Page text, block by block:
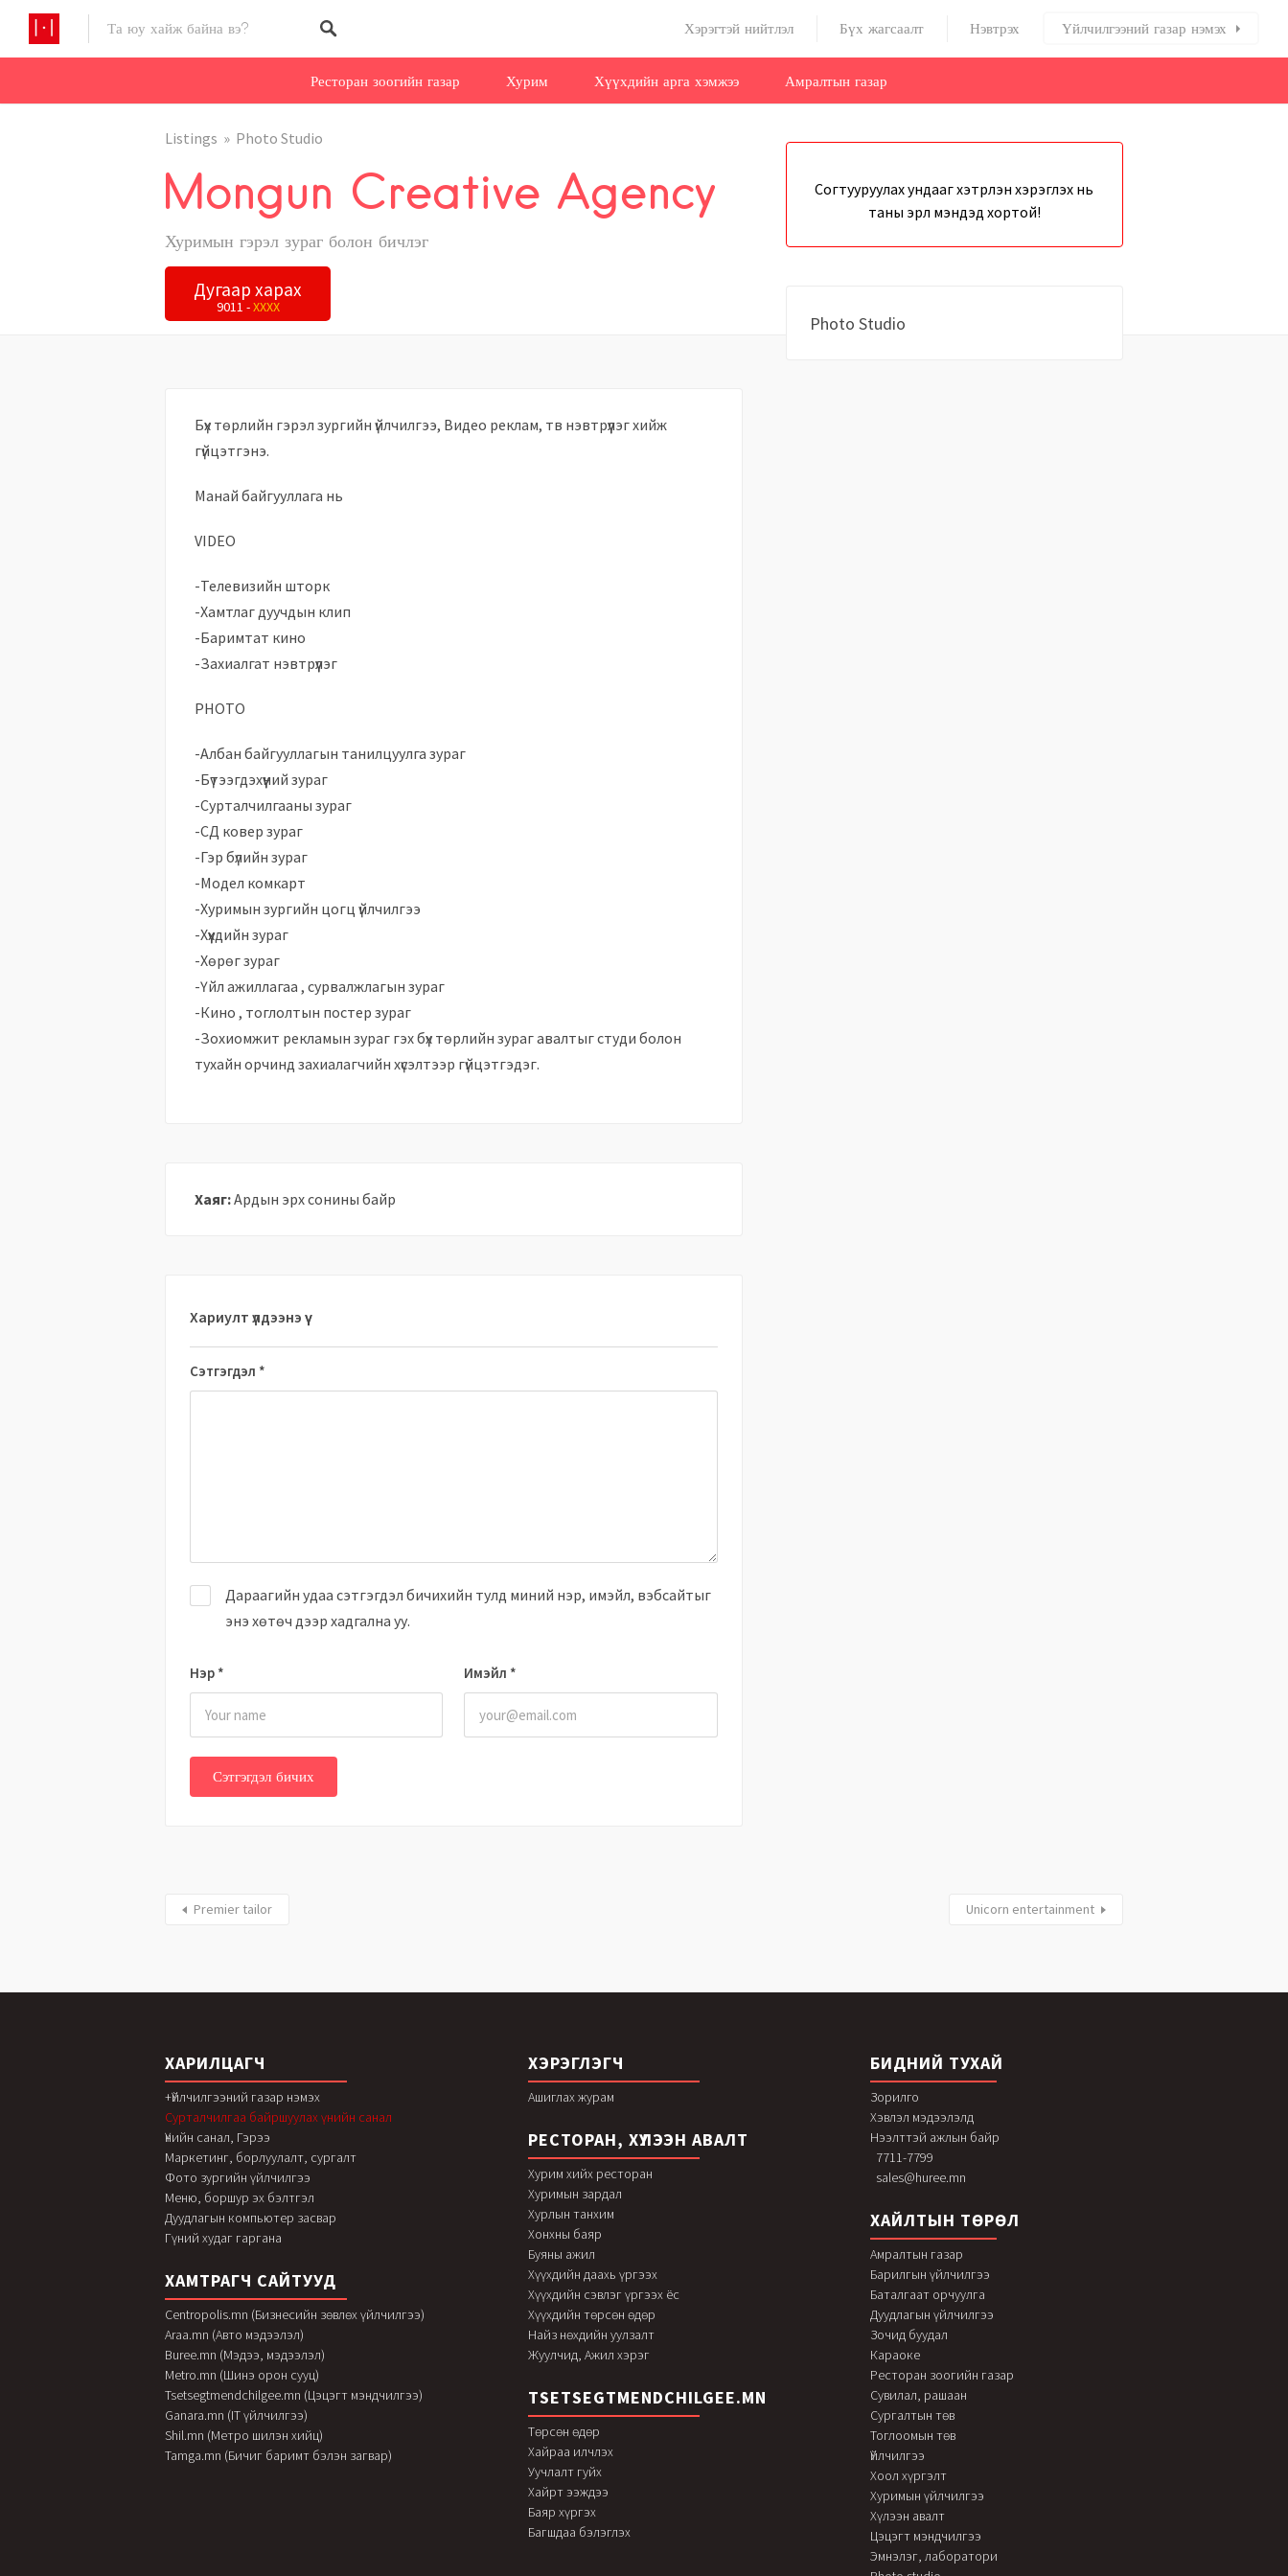
Хэрэгтэй нийтлэл Бүх жагсаалт Нэвтрэх Үйлчилгээний газар нэмэх
Ресторан зоогийн газар Хурим Хүүхдийн арга хэмжээ Амралтын газар
Listings Photo Studio
Mongun Creative Agency
Хуримын гэрэл зураг болон бичлэг
Дугаар харах
9011 -XXXX
Бүх төрлийн гэрэл зургийн үйлчилгээ, Видео реклам, тв нэвтрүүлэг хийж
гүйцэтгэнэ.
Манай байгууллага нь
VIDEO
-Телевизийн шторк
-Хамтлаг дуучдын клип
-Баримтат кино
-Захиалгат нэвтрүүлэг
PHOTO
-Албан байгууллагын танилцуулга зураг
-Бүтээгдэхүүний зураг
-Сурталчилгааны зураг
-СД ковер зураг
-Гэр бүлийн зураг
-Модел комкарт
-Хуримын зургийн цогц үйлчилгээ
-Хүүхдийн зураг
-Хөрөг зураг
-Үйл ажиллагаа , сурвалжлагын зураг
-Кино , тоглолтын постер зураг
-Зохиомжит рекламын зураг гэх бүх төрлийн зураг авалтыг студи болон
тухайн орчинд захиалагчийн хүсэлтээр гүйцэтгэдэг.
Хаяг:Ардын эрх сонины байр
Хариулт үлдээнэ үү
Сэтгэгдэл *
Нэр * Имэйл *
Дараагийн удаа сэтгэгдэл бичихийн тулд миний нэр, имэйл, вэбсайтыг
энэ хөтөч дээр хадгална уу.
Согтууруулах ундааг хэтрүүлэн хэрэглэх нь
таны эрүүл мэндэд хортой!
Photo Studio
Premier tailor Unicorn entertainment
ХАРИЛЦАГЧ
+Үйлчилгээний газар нэмэх
Сурталчилгаа байршуулах үнийн санал
Үнийн санал, Гэрээ
Маркетинг, борлуулалт, сургалт
Фото зургийн үйлчилгээ
Меню, боршур эх бэлтгэл
Дуудлагын компьютер засвар
Гүний худаг гаргана
ХАМТРАГЧ САЙТУУД
Centropolis.mn (Бизнесийн зөвлөх үйлчилгээ)
Araa.mn (Авто мэдээлэл)
Buree.mn (Мэдээ, мэдээлэл)
Metro.mn (Шинэ орон сууц)
Tsetsegtmendchilgee.mn (Цэцэгт мэндчилгээ)
Ganara.mn (IT үйлчилгээ)
Shil.mn (Метро шилэн хийц)
Tamga.mn (Бичиг баримт бэлэн загвар)
ХЭРЭГЛЭГЧ
Ашиглах журам
РЕСТОРАН, ХҮЛЭЭН АВАЛТ
Хурим хийх ресторан
Хуримын зардал
Хурлын танхим
Хонхны баяр
Буяны ажил
Хүүхдийн даахь үргээх
Хүүхдийн сэвлэг үргээх ёс
Хүүхдийн төрсөн өдөр
Найз нөхдийн уулзалт
Жуулчид, Ажил хэрэг
TSETSEGTMENDCHILGEE.MN
Төрсөн өдөр
Хайраа илчлэх
Уучлалт гуйх
Хайрт ээждээ
Баяр хүргэх
Багшдаа бэлэглэх
БИДНИЙ ТУХАЙ
Зорилго
Хэвлэл мэдээлэлд
Нээлттэй ажлын байр
7711-7799
sales@huree.mn
ХАЙЛТЫН ТӨРӨЛ
Амралтын газар
Барилгын үйлчилгээ
Баталгаат орчуулга
Дуудлагын үйлчилгээ
Зочид буудал
Караоке
Ресторан зоогийн газар
Сувилал, рашаан
Сургалтын төв
Тоглоомын төв
Үйлчилгээ
Хоол хүргэлт
Хуримын үйлчилгээ
Хүлээн авалт
Цэцэгт мэндчилгээ
Эмнэлэг, лаборатори